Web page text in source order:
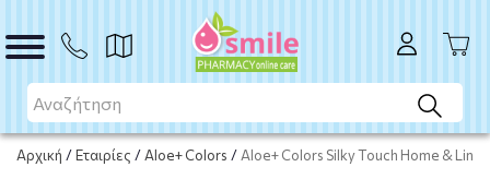
Αρχική /Εταιρίες / Aloe+ Colors / Aloe+ Colors Silky Touch Home &
ΑΓΟΡΑ